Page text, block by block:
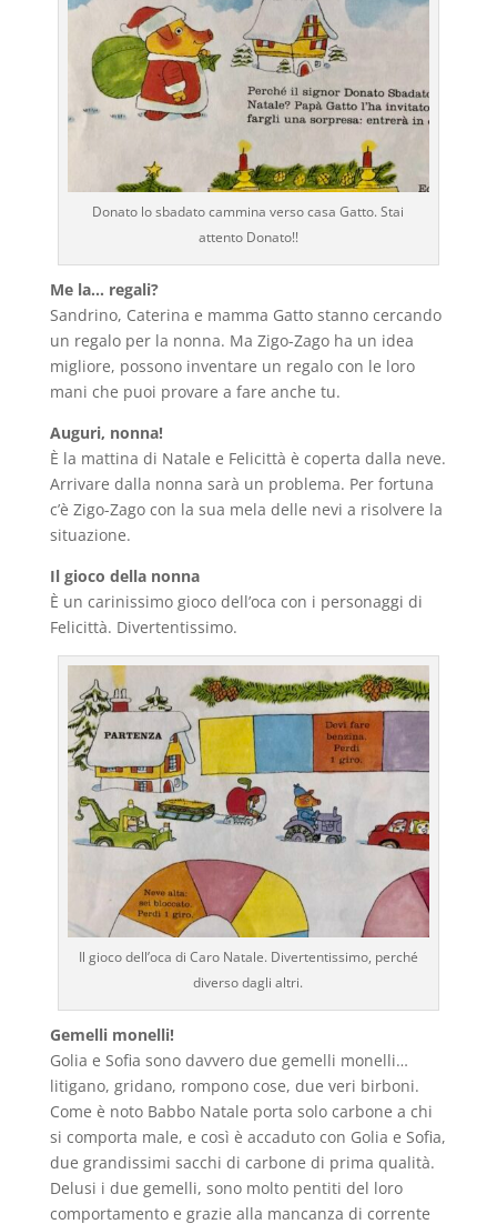
Donato lo sbadato cammina verso casa Gatto. Stai
attento Donato!!
Me la… regali?
Sandrino, Caterina e mamma Gatto stanno cercando
un regalo per la nonna. Ma Zigo-Zago ha un idea
migliore, possono inventare un regalo con le loro
mani che puoi provare a fare anche tu.
Auguri, nonna!
È la mattina di Natale e Felicittà è coperta dalla neve.
Arrivare dalla nonna sarà un problema. Per fortuna
c’è Zigo-Zago con la sua mela delle nevi a risolvere la
situazione.
Il gioco della nonna
È un carinissimo gioco dell’oca con i personaggi di
Felicittà. Divertentissimo.
Il gioco dell’oca di Caro Natale. Divertentissimo, perché
diverso dagli altri.
Gemelli monelli!
Golia e Sofia sono davvero due gemelli monelli…
litigano, gridano, rompono cose, due veri birboni.
Come è noto Babbo Natale porta solo carbone a chi
si comporta male, e così è accaduto con Golia e Sofia,
due grandissimi sacchi di carbone di prima qualità.
Delusi i due gemelli, sono molto pentiti del loro
comportamento e grazie alla mancanza di corrente